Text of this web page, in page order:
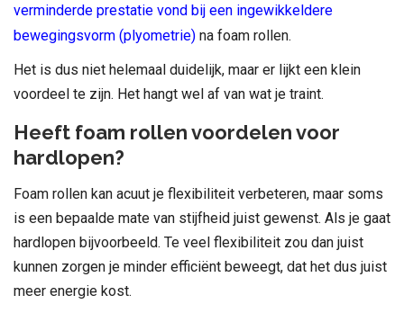
verminderde prestatie vond bij een ingewikkeldere
bewegingsvorm (plyometrie) na foam rollen.
Het is dus niet helemaal duidelijk, maar er lijkt een klein
voordeel te zijn. Het hangt wel af van wat je traint.
Heeft foam rollen voordelen voor
hardlopen?
Foam rollen kan acuut je flexibiliteit verbeteren, maar soms
is een bepaalde mate van stijfheid juist gewenst. Als je gaat
hardlopen bijvoorbeeld. Te veel flexibiliteit zou dan juist
kunnen zorgen je minder efficiënt beweegt, dat het dus juist
meer energie kost.